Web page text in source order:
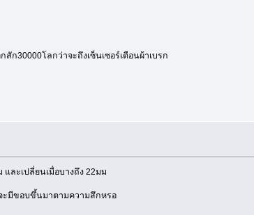
สัก30000โลกว่าจะถึงเซ็นเซอร์เตือนผ้าเบรก
ละเปลี่ยนเมื่อบางถึง 22มม
ะมีขอบขึ้นมาตามความสึกหรอ